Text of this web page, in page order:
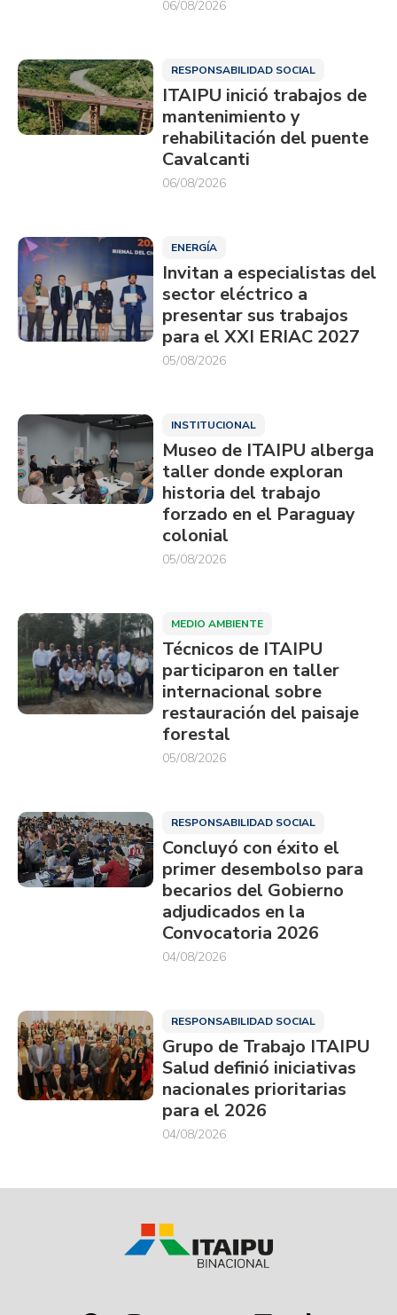
06/08/2026
RESPONSABILIDAD SOCIAL
ITAIPU inició trabajos de
mantenimiento y
rehabilitación del puente
Cavalcanti
06/08/2026
ENERGÍA
Invitan a especialistas del
sector eléctrico a
presentar sus trabajos
para el XXI ERIAC 2027
05/08/2026
INSTITUCIONAL
Museo de ITAIPU alberga
taller donde exploran
historia del trabajo
forzado en el Paraguay
colonial
05/08/2026
MEDIO AMBIENTE
Técnicos de ITAIPU
participaron en taller
internacional sobre
restauración del paisaje
forestal
05/08/2026
RESPONSABILIDAD SOCIAL
Concluyó con éxito el
primer desembolso para
becarios del Gobierno
adjudicados en la
Convocatoria 2026
04/08/2026
RESPONSABILIDAD SOCIAL
Grupo de Trabajo ITAIPU
Salud definió iniciativas
nacionales prioritarias
para el 2026
04/08/2026